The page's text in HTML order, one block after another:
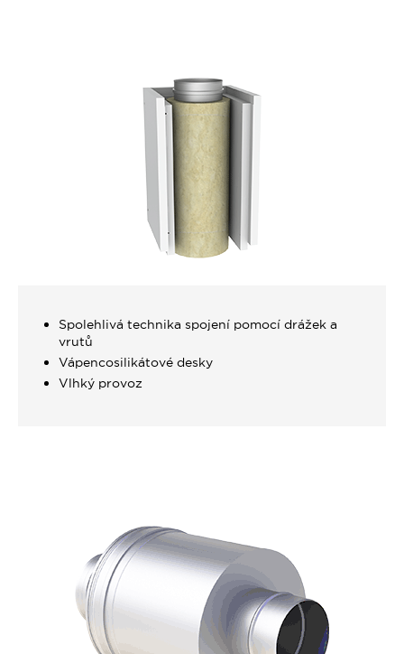
Spolehlivá technika spojení pomocí drážek a
vrutů
Vápencosilikátové desky
Vlhký provoz